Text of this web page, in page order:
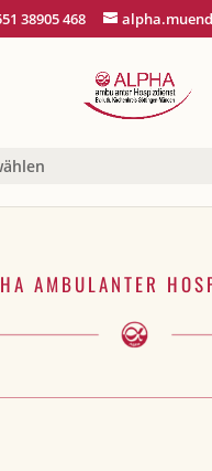
38905 468
AMBULANTER